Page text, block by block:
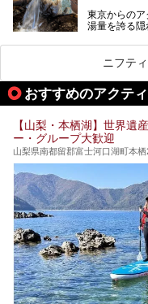
します。
東京からの
湯量を誇る
も、これか
る“ぬる湯”
までリラッ
した感想と
※ぬる湯とは
ニフテ
おすすめのアクテ
【山梨・本栖湖】世界遺
ー・グループ大歓迎
山梨県南都留郡富士河口湖町本栖